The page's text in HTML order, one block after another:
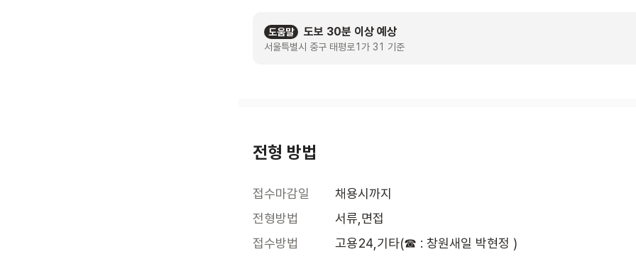
도움말 도보 30분 이상 예상
서울특별시 중구 태평로1가 31 기준
전형 방법
접수마감일
채용시까지
전형방법
서류,면접
접수방법
고용24,기타(☎ : 창원새일 박현정 )